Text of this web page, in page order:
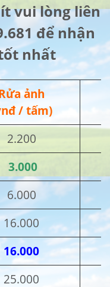
vui lòng liên
để nhận
nhất
ảnh
/ tấm)
2.200
3.000
6.000
16.000
16.000
25.000